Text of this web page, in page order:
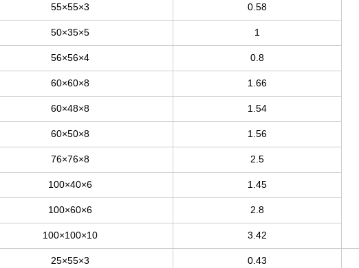
55×55×3 0.58
50×35×5 1
56×56×4 0.8
60×60×8 1.66
60×48×8 1.54
60×50×8 1.56
76×76×8 2.5
100×40×6 1.45
100×60×6 2.8
100×100×10 3.42
25×55×3 0.43